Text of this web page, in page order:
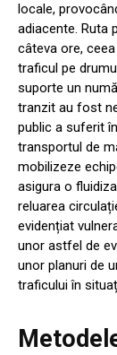
locale,
adiacente. Ruta
câteva ore,
traficul pe
suporte un
tranzit au fost
public a suferit
transportul de
mobilizeze
asigura o
reluarea
evidențiat
unor astfel de
unor planuri de
traficului în